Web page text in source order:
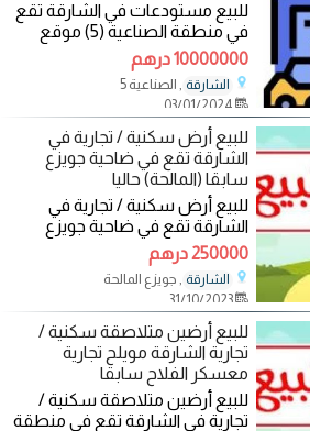
للبيع مستودعات في الشارقة تقع
في منطقة الصناعية (5) موقع
مستودعات
10000000 درهم
الشارقة , الصناعية 5
للبيع أرض سكنية / تجارية في
الشارقة تقع في ضاحية جويزع
سابقا (المالحة) حاليا
للبيع أرض سكنية / تجارية في
الشارقة تقع في ضاحية جويزع
تصاريح
250000 درهم
الشارقة , جويزع المالحة
31/10/2023
للبيع أرضين متلاصقة سكنية /
تجارية الشارقة مويلح تجارية
معسكر الفلاح سابقا
للبيع أرضين متلاصقة سكنية /
تجارية في الشارقة تقع في منطقة